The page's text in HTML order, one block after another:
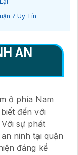
7 Uy Tín
AN
ở phía Nam
đến với
sự phát
ninh tại quận
đáng kể